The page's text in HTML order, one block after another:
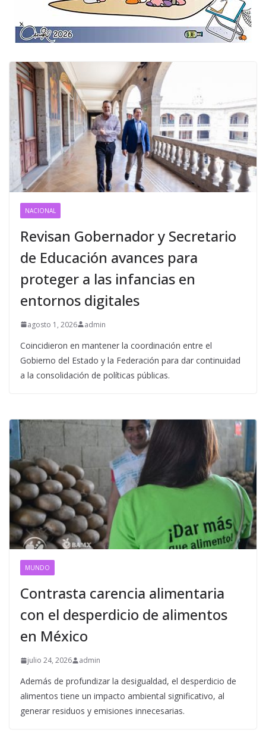
NACIONAL
Revisan Gobernador y Secretario
de Educación avances para
proteger a las infancias en
entornos digitales
agosto 1, 2026 admin
Coincidieron en mantener la coordinación entre el
Gobierno del Estado y la Federación para dar continuidad
a la consolidación de políticas públicas.
MUNDO
Contrasta carencia alimentaria
con el desperdicio de alimentos
en México
julio 24, 2026 admin
Además de profundizar la desigualdad, el desperdicio de
alimentos tiene un impacto ambiental significativo, al
generar residuos y emisiones innecesarias.